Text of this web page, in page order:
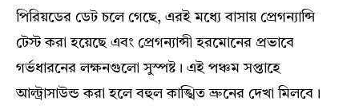
পিরিয়ডের ডেট চলে গেছে, এরই মধ্যে বাসায় প্রেগন্যান্সি
টেস্ট করা হয়েছে এবং প্রেগন্যান্সী হরমোনের প্রভাবে
গর্ভধারনের লক্ষনগুলো সুস্পষ্ট। এই পঞ্চম সপ্তাহে
আল্ট্রাসাউন্ড করা হলে বহুল কাঙ্খিত ভ্রুনের দেখা মিলবে।